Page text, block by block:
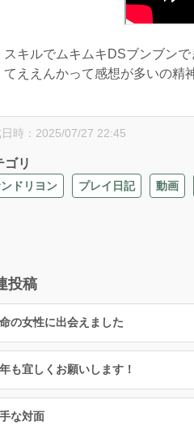
スキルでムキムキDSブンブン
てええんかって感想が多いの
時：2025/07/27 22:45
ゴリ
ドリヨン プレイ日記 動画
投稿
の女性に出会えました
も宜しくお願いします！
な対面